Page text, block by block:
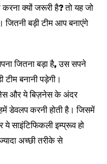
क्यों जरूरी है? तो यह जो
जितनी बड़ी टीम आप बनाएंगे
जितना बड़ा है, उस सपने
बनानी पड़ेगी।
और ये बिज़नेस के अंदर
डेवलप करनी होती है। जिसमें
साइंटिफिकली इम्प्रूव हो
अच्छी तरीके से